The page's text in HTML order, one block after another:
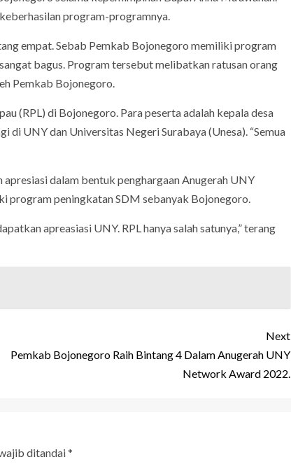
program-programnya.
empat. Sebab Pemkab Bojonegoro memiliki program
bagus. Program tersebut melibatkan ratusan orang
Pemkab Bojonegoro.
(RPL) di Bojonegoro. Para peserta adalah kepala desa
UNY dan Universitas Negeri Surabaya (Unesa). “Semua
dalam bentuk penghargaan Anugerah UNY
program peningkatan SDM sebanyak Bojonegoro.
apreasiasi UNY. RPL hanya salah satunya,” terang
Next
Pemkab Bojonegoro Raih Bintang 4 Dalam Anugerah UNY
Network Award 2022.
ditandai*